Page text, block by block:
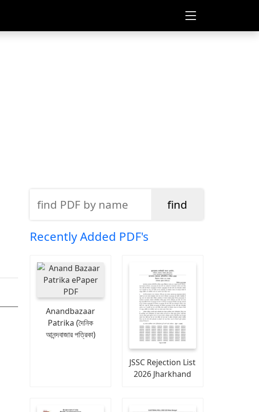
Recently Added PDF's
Anandbazaar
Patrika (দৈনিক
আনন্দবাজার পত্রিকা)
JSSC Rejection List
2026 Jharkhand